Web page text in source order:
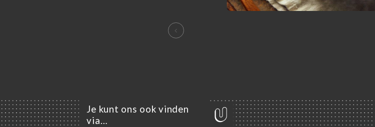
Je kunt ons ook vinden
via…